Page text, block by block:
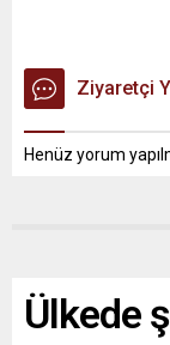
Ziyaretçi
Henüz yorum
Ülkede